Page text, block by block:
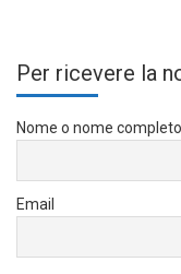
Per ricevere la
Nome o nome completo
Email